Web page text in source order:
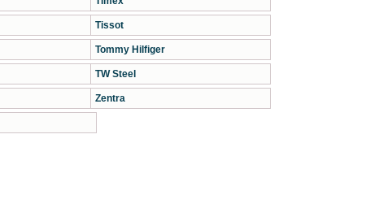
Tissot
Tommy Hilfiger
TW Steel
Zentra